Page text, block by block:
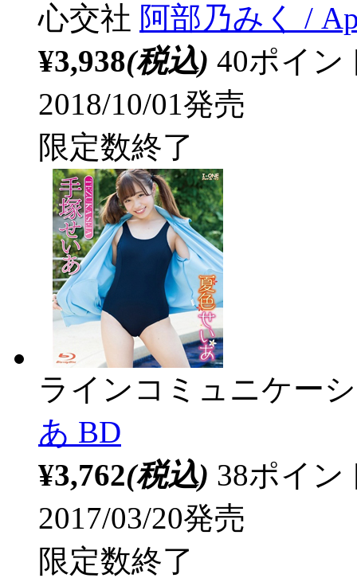
心交社 阿部乃みく /
¥3,938(税込) 40ポイ
2018/10/01発売
限定数終了
ラインコミュニケー
あ BD
¥3,762(税込) 38ポイ
2017/03/20発売
限定数終了